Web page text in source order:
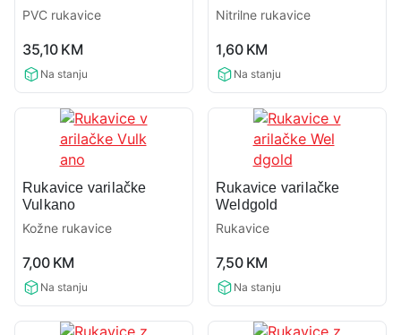
PVC rukavice
rating
35,10 KM
Na stanju
Roller
Nitrilne rukavice
rating
1,60 KM
Na stanju
Rukavice varilačke
Vulkano
Kožne rukavice
rating
7,00 KM
Na stanju
Rukavice varilačke
Weldgold
Rukavice
rating
7,50 KM
Na stanju